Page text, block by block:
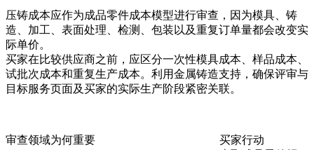
压铸成本应作为成品零件成本模型进行审查，因为模具、铸
造、加工、表面处理、检测、包装以及重复订单量都会改变实
际单价。
买家在比较供应商之前，应区分一次性模具成本、样品成本、
试批次成本和重复生产成本。利用金属铸造支持 ，确保评审与
目标服务页面及买家的实际生产阶段紧密关联。
审查领域为何重要
买家行动